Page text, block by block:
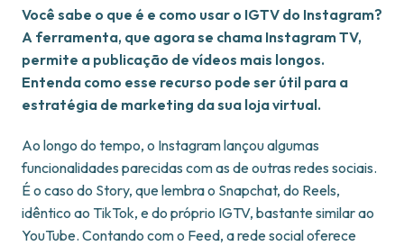
Você sabe o que é e como usar o IGTV do Instagram?
A ferramenta, que agora se chama Instagram TV,
permite a publicação de vídeos mais longos.
Entenda como esse recurso pode ser útil para a
estratégia de marketing da sua loja virtual.
Ao longo do tempo, o Instagram lançou algumas
funcionalidades parecidas com as de outras redes sociais.
É o caso do Story, que lembra o Snapchat, do Reels,
idêntico ao TikTok, e do próprio IGTV, bastante similar ao
YouTube. Contando com o Feed, a rede social oferece